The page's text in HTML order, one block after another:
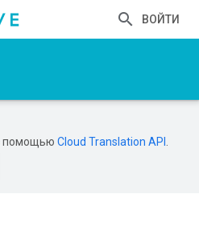
ВОЙТИ
помощью Cloud Translation API